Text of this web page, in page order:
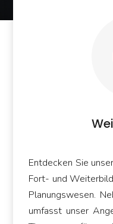
Entdecken Sie
Fort- und
Planungswesen.
umfasst unser